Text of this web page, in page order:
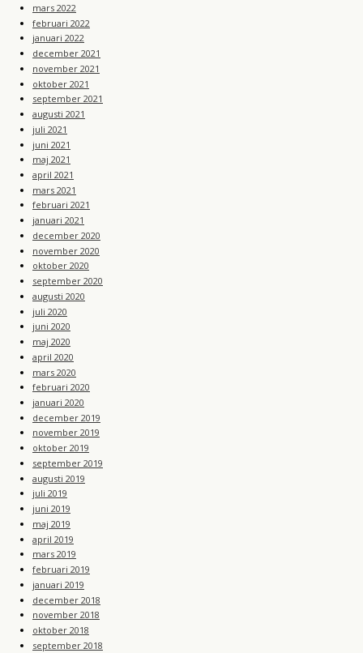
mars 2022
februari 2022
januari 2022
december 2021
november 2021
oktober 2021
september 2021
augusti 2021
juli 2021
juni 2021
maj 2021
april 2021
mars 2021
februari 2021
januari 2021
december 2020
november 2020
oktober 2020
september 2020
augusti 2020
juli 2020
juni 2020
maj 2020
april 2020
mars 2020
februari 2020
januari 2020
december 2019
november 2019
oktober 2019
september 2019
augusti 2019
juli 2019
juni 2019
maj 2019
april 2019
mars 2019
februari 2019
januari 2019
december 2018
november 2018
oktober 2018
september 2018